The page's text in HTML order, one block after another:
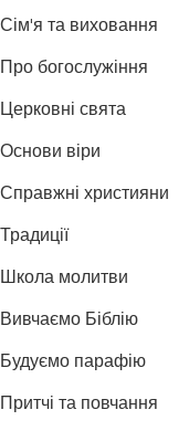
Сім'я та виховання
Про богослужіння
Церковні свята
Основи віри
Справжні християни
Традиції
Школа молитви
Вивчаємо Біблію
Будуємо парафію
Притчі та повчання